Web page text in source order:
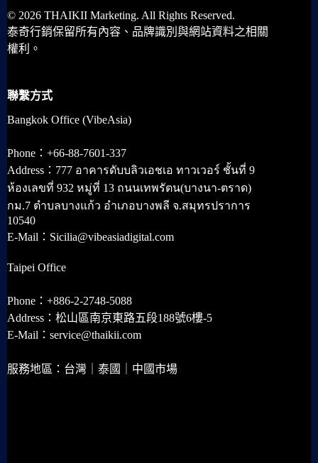
© 2026 THAIKII Marketing. All Rights Reserved.
泰奇行銷保留所有內容、品牌識別與網站資料之相關
權利。
聯繫方式
Bangkok Office (VibeAsia)
Phone：+66-88-7601-337
Address：777 อาคารดับบลิวเอชเอ ทาวเวอร์ ชั้นที่ 9
ห้องเลขที่ 932 หมู่ที่ 13 ถนนเทพรัตน(บางนา-ตราด)
กม.7 ตำบลบางแก้ว อำเภอบางพลี จ.สมุทรปราการ
10540
E-Mail：Sicilia@vibeasiadigital.com
Taipei Office
Phone：+886-2-2748-5088
Address：松山區南京東路五段188號6樓-5
E-Mail：service@thaikii.com
服務地區：台灣｜泰國｜中國市場